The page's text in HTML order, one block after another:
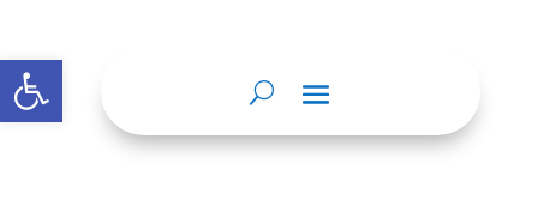
Abrir barra de herramientas